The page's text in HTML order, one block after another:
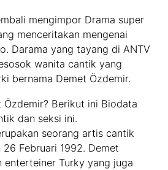
mengimpor Drama super
menceritakan mengenai
Darama yang tayang di ANTV
wanita cantik yang
bernama Demet Özdemir.
Özdemir? Berikut ini Biodata
dan seksi ini.
seorang artis cantik
Februari 1992. Demet
enterteiner Turky yang juga